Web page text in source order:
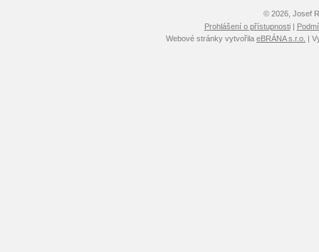
© 2026, Josef
Prohlášení o přístupnosti|
Webové stránky vytvořila eBRÁNA s.r.o. |